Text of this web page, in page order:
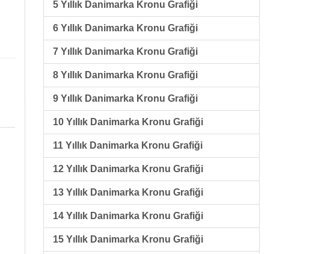
5 Yıllık Danimarka Kronu Grafiği
6 Yıllık Danimarka Kronu Grafiği
7 Yıllık Danimarka Kronu Grafiği
8 Yıllık Danimarka Kronu Grafiği
9 Yıllık Danimarka Kronu Grafiği
10 Yıllık Danimarka Kronu Grafiği
11 Yıllık Danimarka Kronu Grafiği
12 Yıllık Danimarka Kronu Grafiği
13 Yıllık Danimarka Kronu Grafiği
14 Yıllık Danimarka Kronu Grafiği
15 Yıllık Danimarka Kronu Grafiği